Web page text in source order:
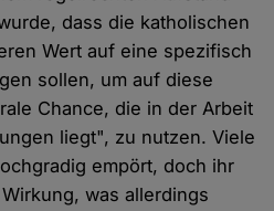
dass die katholischen
Wert auf eine spezifisch
sollen, um auf diese
Chance, die in der Arbeit
liegt", zu nutzen. Viele
empört, doch ihr
was allerdings